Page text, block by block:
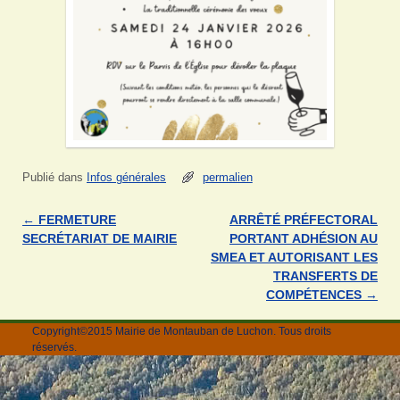
Publié dans Infos générales permalien
Navigation des articles
← FERMETURE
SECRÉTARIAT DE MAIRIE
ARRÊTÉ PRÉFECTORAL
PORTANT ADHÉSION AU
SMEA ET AUTORISANT LES
TRANSFERTS DE
COMPÉTENCES →
Copyright©2015 Mairie de Montauban de Luchon. Tous droits
réservés.